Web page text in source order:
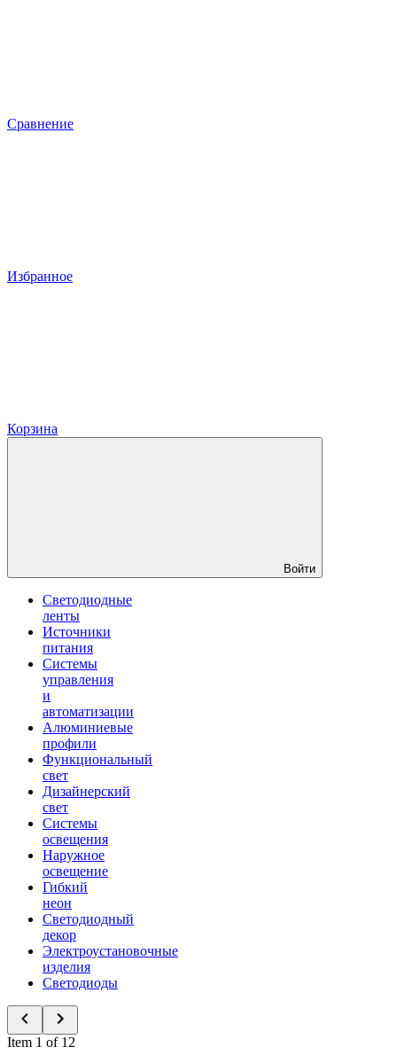
Сравнение
Избранное
Корзина
Войти
Светодиодные
ленты
Источники
питания
Системы
управления
и
автоматизации
Алюминиевые
профили
Функциональный
свет
Дизайнерский
свет
Системы
освещения
Наружное
освещение
Гибкий
неон
Светодиодный
декор
Электроустановочные
изделия
Светодиоды
Item 1 of 12